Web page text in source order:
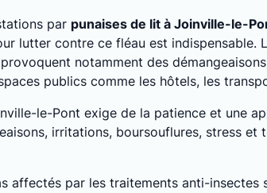
par punaises de lit à Joinville-le-
lutter contre ce fléau est indispensable.
notamment des
publics comme les hôtels, les
le-Pont exige de la patience et une
irritations, boursouflures, stress et
affectés par les traitements anti-